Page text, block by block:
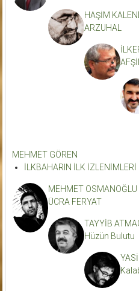
HAŞİM
ARZUHAL
MEHMET GÖREN
İLKBAHARIN İLK İZLENİMLERİ
MEHMET OSMANOĞLU
ÜCRA FERYAT
TAYYİB
Hüzün Bulutu